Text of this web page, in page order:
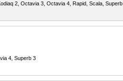
2, Octavia 3, Octavia 4, Rapid, Scala, Superb
4, Superb 3